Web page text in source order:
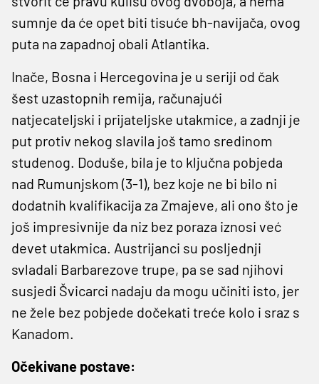
sumnje da će opet biti tisuće bh-navijača, ovog
puta na zapadnoj obali Atlantika.
Inače, Bosna i Hercegovina je u seriji od čak
šest uzastopnih remija, računajući
natjecateljski i prijateljske utakmice, a zadnji je
put protiv nekog slavila još tamo sredinom
studenog. Doduše, bila je to ključna pobjeda
nad Rumunjskom (3-1), bez koje ne bi bilo ni
dodatnih kvalifikacija za Zmajeve, ali ono što je
još impresivnije da niz bez poraza iznosi već
devet utakmica. Austrijanci su posljednji
svladali Barbarezove trupe, pa se sad njihovi
susjedi Švicarci nadaju da mogu učiniti isto, jer
ne žele bez pobjede dočekati treće kolo i sraz s
Kanadom.
Očekivane postave: